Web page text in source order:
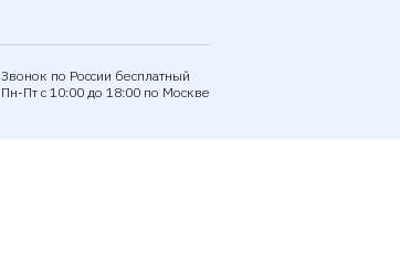
Звонок по России бесплатный
Пн-Пт с 10:00 до 18:00 по Москве